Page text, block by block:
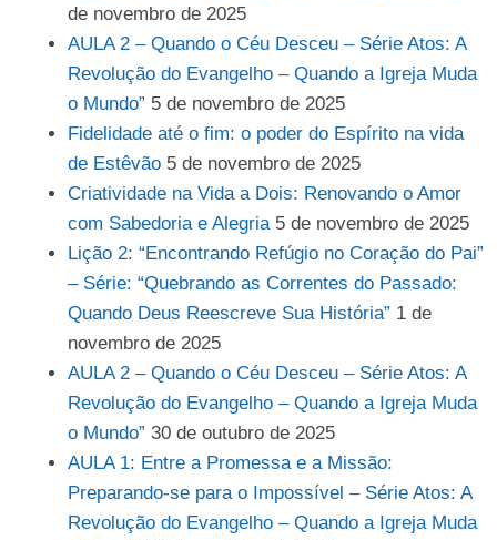
de novembro de 2025
AULA 2 – Quando o Céu Desceu – Série Atos: A
Revolução do Evangelho – Quando a Igreja Muda
o Mundo” 5 de novembro de 2025
Fidelidade até o fim: o poder do Espírito na vida
de Estêvão 5 de novembro de 2025
Criatividade na Vida a Dois: Renovando o Amor
com Sabedoria e Alegria 5 de novembro de 2025
Lição 2: “Encontrando Refúgio no Coração do Pai”
– Série: “Quebrando as Correntes do Passado:
Quando Deus Reescreve Sua História” 1 de
novembro de 2025
AULA 2 – Quando o Céu Desceu – Série Atos: A
Revolução do Evangelho – Quando a Igreja Muda
o Mundo” 30 de outubro de 2025
AULA 1: Entre a Promessa e a Missão:
Preparando-se para o Impossível – Série Atos: A
Revolução do Evangelho – Quando a Igreja Muda